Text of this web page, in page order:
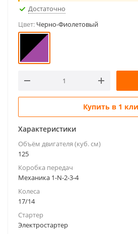
Достаточно
Цвет: Черно-Фиолетовый
Купить в 1
Характеристики
Объём двигателя (куб. см)
125
Коробка передач
Механика 1-N-2-3-4
Колеса
17/14
Стартер
Электростартер